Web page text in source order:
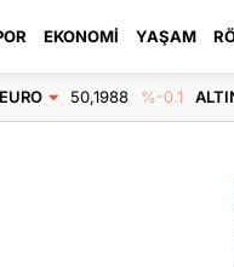
EKONOMI YAŞAM
EURO 50,1988 %-0.1